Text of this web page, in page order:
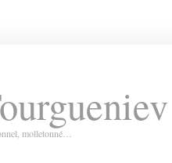
molletonné…